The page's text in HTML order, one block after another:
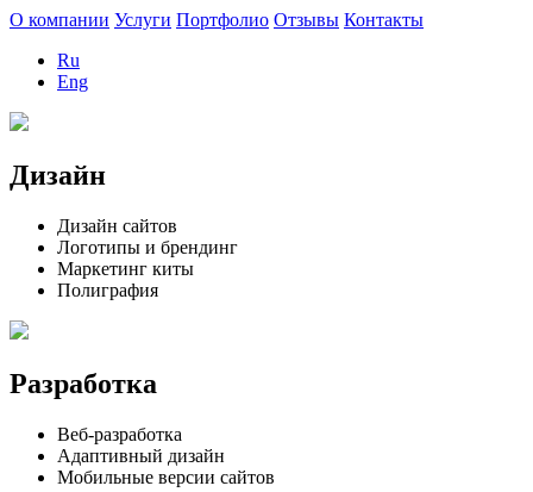
О компании Услуги Портфолио Отзывы Контакты
Ru
Eng
Дизайн
Дизайн сайтов
Логотипы и брендинг
Маркетинг киты
Полиграфия
Разработка
Веб-разработка
Адаптивный дизайн
Мобильные версии сайтов